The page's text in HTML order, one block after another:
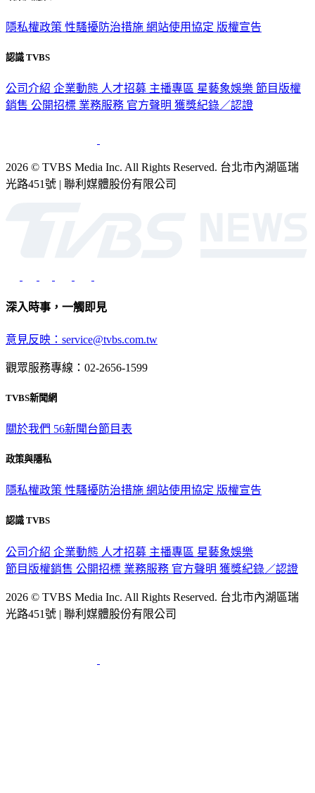
隱私權政策 性騷擾防治措施 網站使用協定 版權宣告
認識 TVBS
公司介紹 企業動態 人才招募 主播專區 星藝象娛樂 節目版權
銷售 公開招標 業務服務 官方聲明 獲獎紀錄／認證
2026 © TVBS Media Inc. All Rights Reserved. 台北市內湖區瑞
光路451號 | 聯利媒體股份有限公司
深入時事，一觸即見
意見反映：service@tvbs.com.tw
觀眾服務專線：02-2656-1599
TVBS新聞網
關於我們 56新聞台節目表
政策與隱私
隱私權政策 性騷擾防治措施 網站使用協定 版權宣告
認識 TVBS
公司介紹 企業動態 人才招募 主播專區 星藝象娛樂
節目版權銷售 公開招標 業務服務 官方聲明 獲獎紀錄／認證
2026 © TVBS Media Inc. All Rights Reserved. 台北市內湖區瑞
光路451號 | 聯利媒體股份有限公司